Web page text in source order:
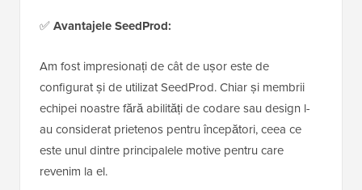
✅Avantajele SeedProd:
Am fost impresionați de cât de ușor este de
configurat și de utilizat SeedProd. Chiar și membrii
echipei noastre fără abilități de codare sau design l-
au considerat prietenos pentru începători, ceea ce
este unul dintre principalele motive pentru care
revenim la el.